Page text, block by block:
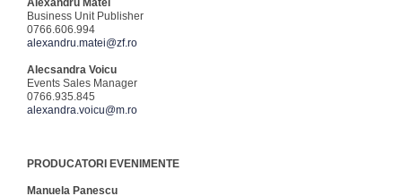
Alexandru Matei
Business Unit Publisher
0766.606.994
alexandru.matei@zf.ro
Alecsandra Voicu
Events Sales Manager
0766.935.845
alexandra.voicu@m.ro
PRODUCATORI EVENIMENTE
Manuela Panescu